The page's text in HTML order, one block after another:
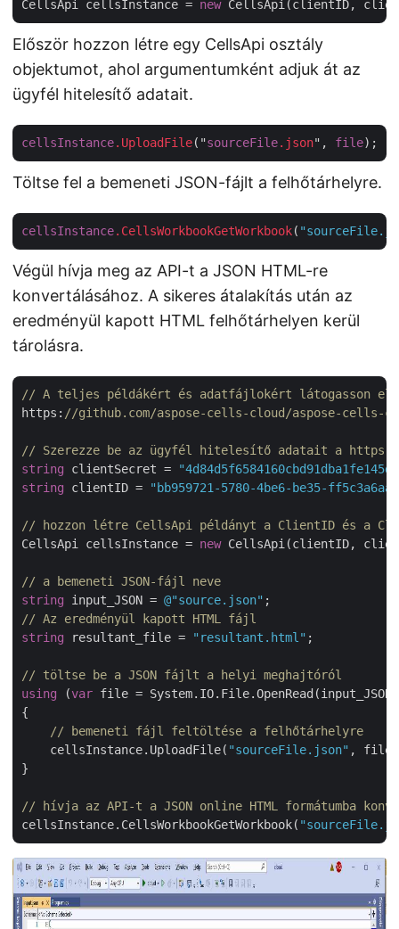
CellsApi cellsInstance = new
Először hozzon létre egy CellsApi osztály
objektumot, ahol argumentumként adjuk át az
ügyfél hitelesítő adatait.
cellsInstance.UploadFile("sourceFile.json", file
Töltse fel a bemeneti JSON-fájlt a felhőtárhelyre.
cellsInstance.CellsWorkbookGetWorkbook(
Végül hívja meg az API-t a JSON HTML-re
konvertálásához. A sikeres átalakítás után az
eredményül kapott HTML felhőtárhelyen kerül
tárolásra.
// A teljes példákért és adatfájlokért látogasson
https: //github.com/aspose-cells-cloud/aspose-cells-
// Szerezze be az ügyfél hitelesítő adatait a https://
string clientSecret =
string clientID = "bb959721-5780-4be6-be35-
// hozzon létre CellsApi példányt a ClientID és a
CellsApi cellsInstance = new CellsApi(clientID,
// a bemeneti JSON-fájl neve
string input_JSON = @"source.json"
// Az eredményül kapott HTML fájl
string resultant_file = "resultant.html" ;
// töltse be a JSON fájlt a helyi meghajtóról
using (var file =
{
// bemeneti fájl feltöltése a felhőtárhelyre
    cellsInstance.UploadFile(
"sourceFile.json" ,
}
// hívja az API-t a JSON online HTML formátumba
cellsInstance.CellsWorkbookGetWorkbook(